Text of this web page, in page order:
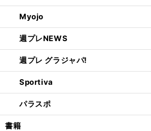
Myojo
週プレNEWS
週プレ グラジャパ!
Sportiva
パラスポ
書籍